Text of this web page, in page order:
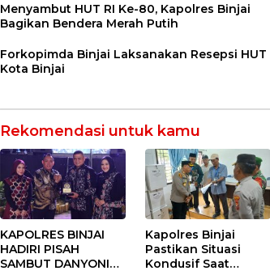
Menyambut HUT RI Ke-80, Kapolres Binjai
Bagikan Bendera Merah Putih
Forkopimda Binjai Laksanakan Resepsi HUT
Kota Binjai
Rekomendasi untuk kamu
KAPOLRES BINJAI
HADIRI PISAH
SAMBUT DANYONIF
Kapolres Binjai
Pastikan Situasi
Kondusif Saat